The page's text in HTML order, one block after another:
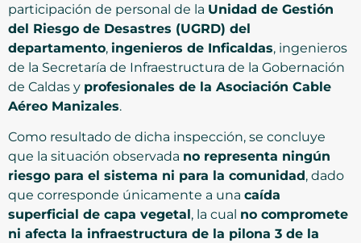
participación de personal de la Unidad de Gestión
del Riesgo de Desastres (UGRD) del
departamento, ingenieros de Inficaldas, ingenieros
de la Secretaría de Infraestructura de la Gobernación
de Caldas y profesionales de la Asociación Cable
Aéreo Manizales.
Como resultado de dicha inspección, se concluye
que la situación observada no representa ningún
riesgo para el sistema ni para la comunidad, dado
que corresponde únicamente a una caída
superficial de capa vegetal, la cual no compromete
ni afecta la infraestructura de la pilona 3 de la